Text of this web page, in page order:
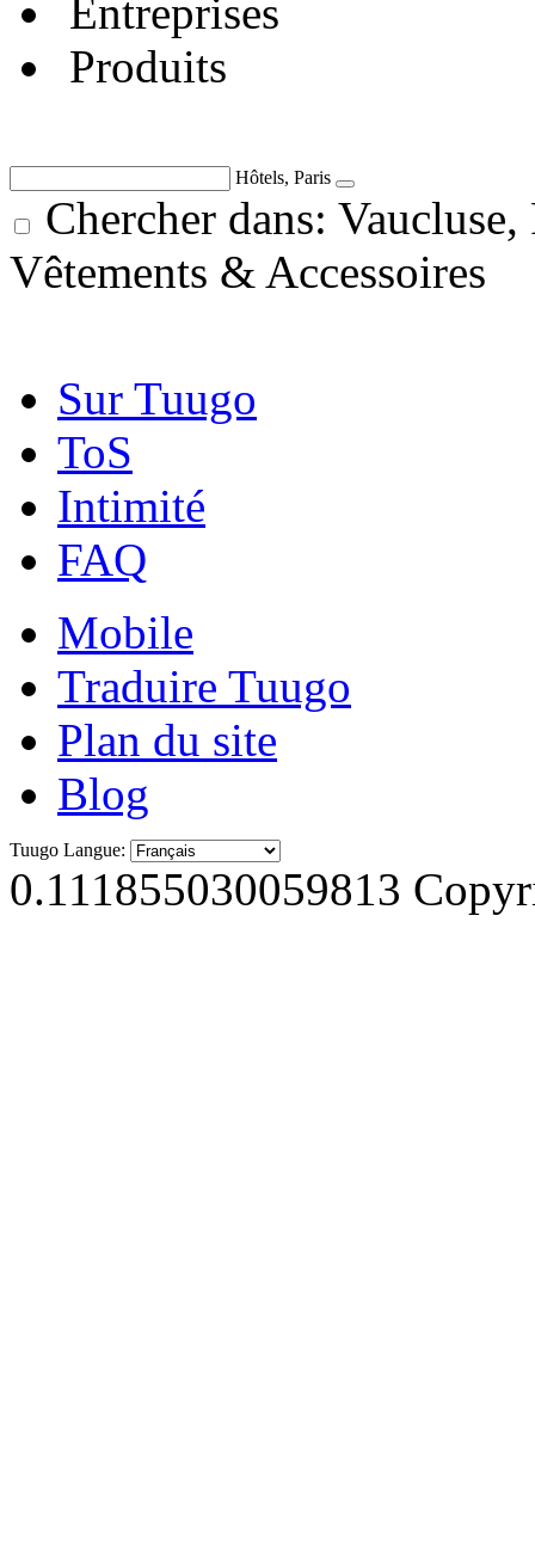
Entreprises
Produits
Hôtels, Paris
Chercher dans:
Vêtements & Accessoires
Sur Tuugo
ToS
Intimité
FAQ
Mobile
Traduire Tuugo
Plan du site
Blog
Tuugo Langue:
0.111855030059813